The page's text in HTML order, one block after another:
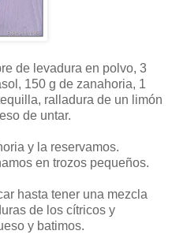
de levadura en polvo, 3
150 g de zanahoria, 1
ralladura de un limón
de untar.
y la reservamos.
en trozos pequeños.
hasta tener una mezcla
de los cítricos y
y batimos.